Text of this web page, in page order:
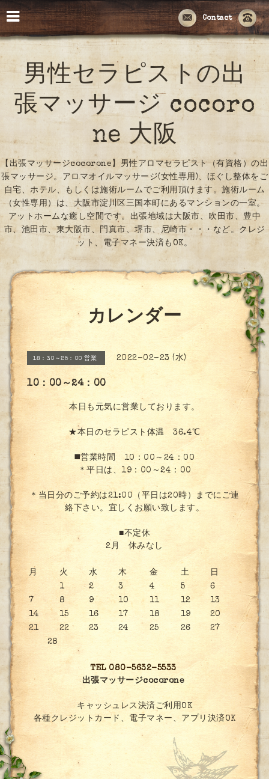
Contact
男性セラピストの出
張マッサージ cocoro
ne 大阪
【出張マッサージcocorone】男性アロマセラピスト（有資格）の出
張マッサージ。アロマオイルマッサージ(女性専用)、ほぐし整体をご
自宅、ホテル、もしくは施術ルームでご利用頂けます。施術ルーム
（女性専用）は、大阪市淀川区三国本町にあるマンションの一室。
アットホームな癒し空間です。出張地域は大阪市、吹田市、豊中
市、池田市、東大阪市、門真市、堺市、尼崎市・・・など。クレジ
ット、電子マネー決済もOK。
カレンダー
18：30～25：00 営業 2022-02-23 (水)
10：00～24：00
本日も元気に営業しております。
★本日のセラピスト体温 36.4℃
◼️営業時間 10：00～24：00
＊平日は、19：00～24：00
＊当日分のご予約は21:00（平日は20時）までにご連
絡下さい。宜しくお願い致します。
■不定休
2月 休みなし
月 火 水 木 金 土
日
1
2 3 4 5
6
7
8 9 10 11 12
13
14
15 16 17 18 19
20
21
22 23 24 25 26
27
28
TEL 080-5632-5533
出張マッサージcocorone
キャッシュレス決済ご利用OK
各種クレジットカード、電子マネー、アプリ決済OK